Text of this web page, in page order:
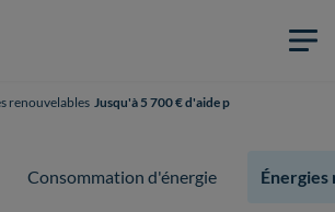
renouvelables Jusqu'à 5 700 € d'aide pour votre voiture
Consommation d'énergie